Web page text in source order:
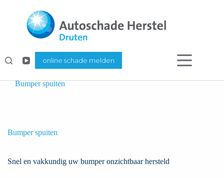
online schade melden
Bumper spuiten
Bumper spuiten
Snel en vakkundig uw bumper onzichtbaar hersteld